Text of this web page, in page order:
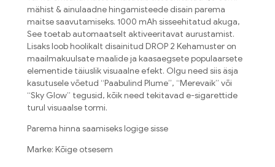
mähist & ainulaadne hingamisteede disain parema
maitse saavutamiseks. 1000 mAh sisseehitatud akuga,
See toetab automaatselt aktiveeritavat aurustamist.
Lisaks loob hoolikalt disainitud DROP 2 Kehamuster on
maailmakuulsate maalide ja kaasaegsete populaarsete
elementide täiuslik visuaalne efekt. Olgu need siis äsja
kasutusele võetud “Paabulind Plume”, “Merevaik” või
“Sky Glow” tegusid, kõik need tekitavad e-sigarettide
turul visuaalse tormi.
Parema hinna saamiseks logige sisse
Marke: Kõige otsesem